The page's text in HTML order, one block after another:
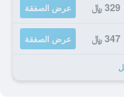
329 ﷼ عرض الصفقة
347 ﷼ عرض الصفقة